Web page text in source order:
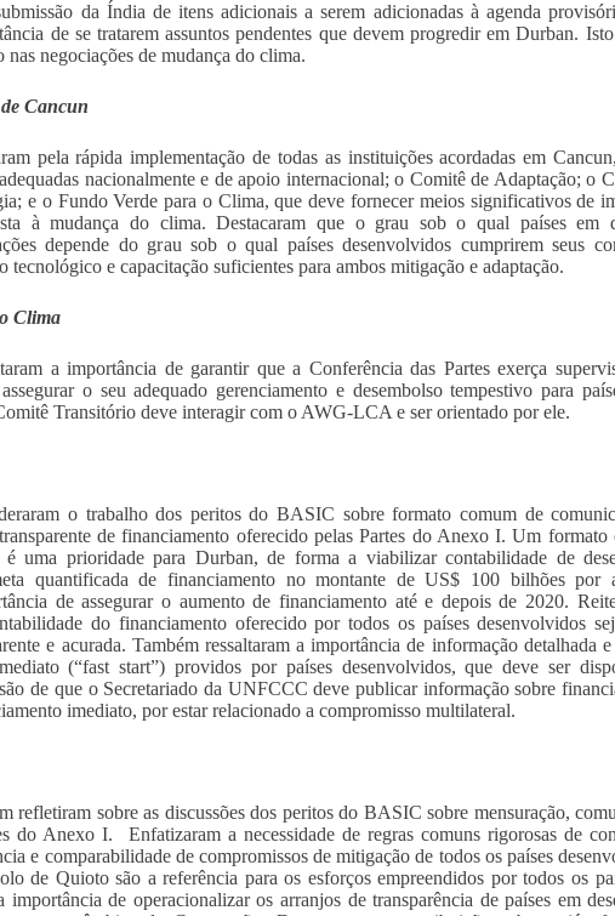
da Índia de itens adicionais a serem adicionadas à agenda
de se tratarem assuntos pendentes que devem progredir em Durban.
nas negociações de mudança do clima.
Cancun
pela rápida implementação de todas as instituições acordadas em
nacionalmente e de apoio internacional; o Comitê de Adaptação; o
e o Fundo Verde para o Clima, que deve fornecer meios significativos de
à mudança do clima. Destacaram que o grau sob o qual países em
depende do grau sob o qual países desenvolvidos cumprirem seus
tecnológico e capacitação suficientes para ambos mitigação e adaptação.
Clima
a importância de garantir que a Conferência das Partes exerça
o seu adequado gerenciamento e desembolso tempestivo para
Transitório deve interagir com o AWG-LCA e ser orientado por ele.
o trabalho dos peritos do BASIC sobre formato comum de
de financiamento oferecido pelas Partes do Anexo I. Um
é uma prioridade para Durban, de forma a viabilizar contabilidade de
quantificada de financiamento no montante de US$ 100 bilhões por
de assegurar o aumento de financiamento até e depois de 2020.
do financiamento oferecido por todos os países desenvolvidos
e acurada. Também ressaltaram a importância de informação detalhada
(“fast start”) providos por países desenvolvidos, que deve ser
de que o Secretariado da UNFCCC deve publicar informação sobre
imediato, por estar relacionado a compromisso multilateral.
refletiram sobre as discussões dos peritos do BASIC sobre mensuração,
do Anexo I. Enfatizaram a necessidade de regras comuns rigorosas de
e comparabilidade de compromissos de mitigação de todos os países
de Quioto são a referência para os esforços empreendidos por todos os
importância de operacionalizar os arranjos de transparência de países em